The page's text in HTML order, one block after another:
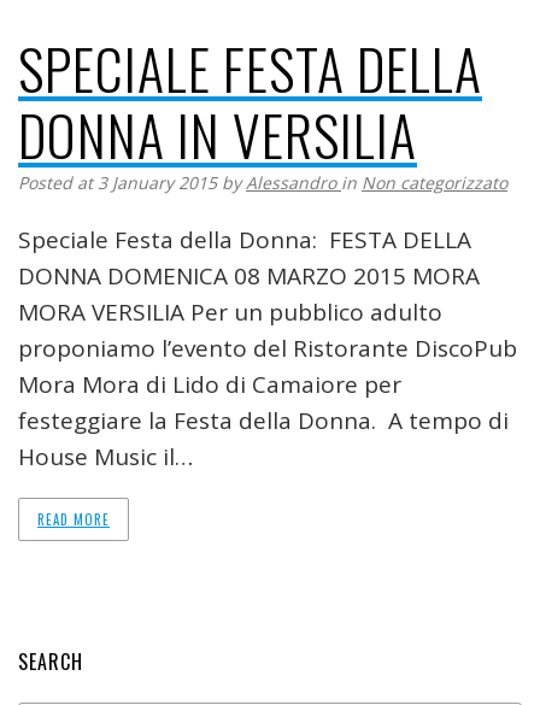
SPECIALE FESTA DELLA
DONNA IN VERSILIA
Posted at 3 January 2015 byAlessandro in Non categorizzato
Speciale Festa della Donna: FESTA DELLA
DONNA DOMENICA 08 MARZO 2015 MORA
MORA VERSILIA Per un pubblico adulto
proponiamo l’evento del Ristorante DiscoPub
Mora Mora di Lido di Camaiore per
festeggiare la Festa della Donna. A tempo di
House Music il…
READ MORE
SEARCH